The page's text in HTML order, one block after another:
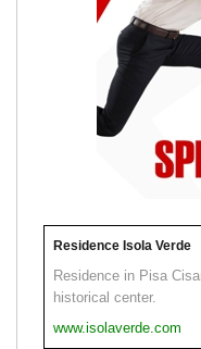
Residence Isola Verde
Residence in Pisa
historical center.
www.isolaverde.com